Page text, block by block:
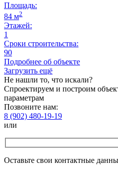
Площадь:
84 м2
Этажей:
1
Сроки строительства:
90
Подробнее об объекте
Загрузить ещё
Не нашли то, что искали?
Спроектируем и построим
параметрам
Позвоните нам:
8 (902) 480-19-19
или
Оставьте свои контактные